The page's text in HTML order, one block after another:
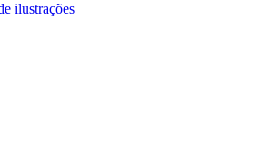
ilustrações